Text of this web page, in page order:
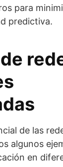
para
predictiva.
de las
algunos
en